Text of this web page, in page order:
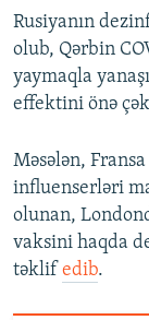
Rusiyanın
olub, Qərbin
yaymaqla
effektini önə
Məsələn,
influenserləri
olunan,
vaksini haqda
təklifedib.